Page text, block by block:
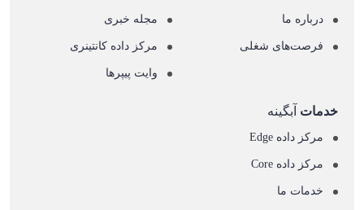
درباره ما
فرصت‌های شغلی
مجله خبری
مرکز داده کانتینری
وایت پیپرها
خدمات آبگینه
مرکز داده Edge
مرکز داده Core
خدمات ما